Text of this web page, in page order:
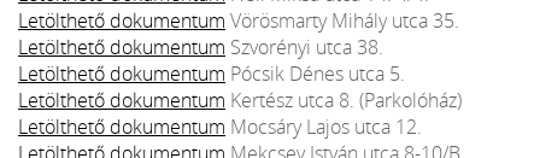
Letölthető dokumentum Vörösmarty Mihály utca 35.
Letölthető dokumentum Szvorényi utca 38.
Letölthető dokumentum Pócsik Dénes utca 5.
Letölthető dokumentum Kertész utca 8. (Parkolóház)
Letölthető dokumentum Mocsáry Lajos utca 12.
Letölthető dokumentum Mekcsey István utca 8-10/B.